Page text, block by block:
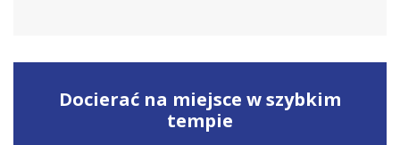
Docierać na miejsce w szybkim
tempie